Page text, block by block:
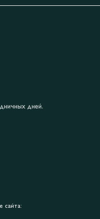
дней.
сайта: